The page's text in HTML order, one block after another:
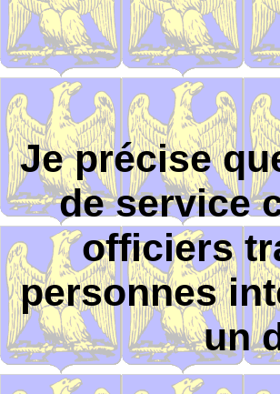
Je précise
de service
officiers
personnes
un